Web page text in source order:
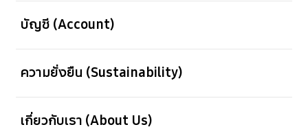
บัญชี (Account)
ความยั่งยืน (Sustainability)
เกี่ยวกับเรา (About Us)